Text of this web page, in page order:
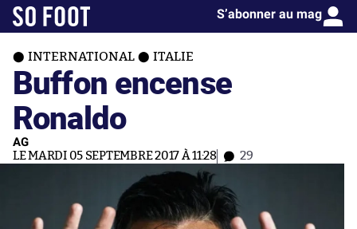
S’abonner au mag
INTERNATIONAL ITALIE
Buffon encense
Ronaldo
AG
LE MARDI 05 SEPTEMBRE 2017 À 11:28 29